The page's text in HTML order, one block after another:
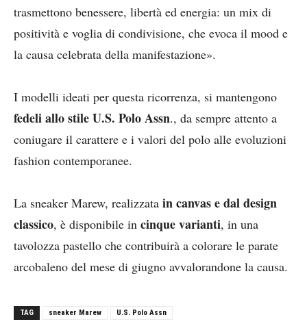
trasmettono benessere, libertà ed energia: un mix di
positività e voglia di condivisione, che evoca il mood e
la causa celebrata della manifestazione».
I modelli ideati per questa ricorrenza, si mantengono
fedeli allo stile U.S. Polo Assn., da sempre attento a
coniugare il carattere e i valori del polo alle evoluzioni
fashion contemporanee.
La sneaker Marew, realizzata in canvas e dal design
classico, è disponibile in cinque varianti, in una
tavolozza pastello che contribuirà a colorare le parate
arcobaleno del mese di giugno avvalorandone la causa.
TAG sneaker Marew U.S. Polo Assn